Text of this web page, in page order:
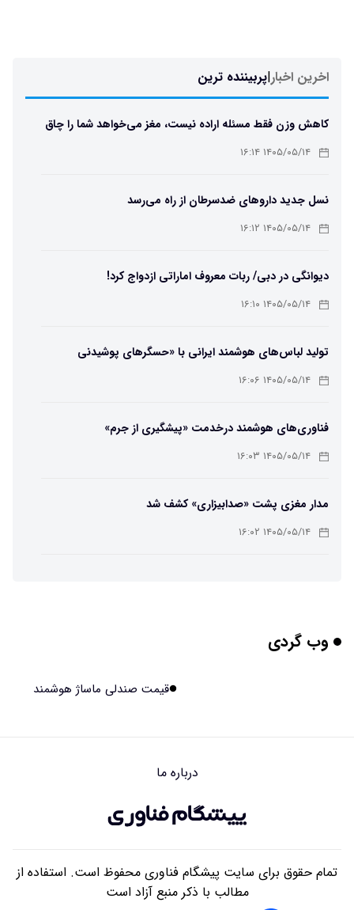
اخرین اخبار|پربیننده ترین
کاهش وزن فقط مسئله اراده نیست، مغز می‌خواهد شما را چاق
نگه دارد۱۴۰۵/۰۵/۱۴ ۱۶:۱۴
نسل جدید داروهای ضدسرطان از راه می‌رسد
۱۴۰۵/۰۵/۱۴ ۱۶:۱۲
دیوانگی در دبی/ ربات معروف اماراتی ازدواج کرد!
۱۴۰۵/۰۵/۱۴ ۱۶:۱۰
تولید لباس‌های هوشمند ایرانی با «حسگرهای پوشیدنی
کریگامی»
۱۴۰۵/۰۵/۱۴ ۱۶:۰۶
فناوری‌های هوشمند درخدمت «پیشگیری از جرم»
۱۴۰۵/۰۵/۱۴ ۱۶:۰۳
مدار مغزی پشت «صدابیزاری» کشف شد
۱۴۰۵/۰۵/۱۴ ۱۶:۰۲
هوش مصنوعی جدید، انسان از آب درآمد!
تأثیر پنهانی داروهای جدید لاغری بر چشم‌ها!
وب گردی
قیمت صندلی ماساژ هوشمند
درباره ما
تمام حقوق برای سایت پیشگام فناوری محفوظ است. استفاده از
مطالب با ذکر منبع آزاد است